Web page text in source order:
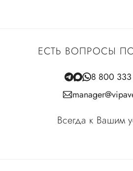
ЕСТЬ ВОПРОСЫ
8 800
Всегда к Вашим